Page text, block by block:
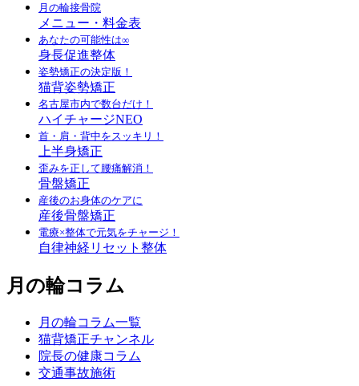
月の輪接骨院
メニュー・料金表
あなたの可能性は∞
身長促進整体
姿勢矯正の決定版！
猫背姿勢矯正
名古屋市内で数台だけ！
ハイチャージNEO
首・肩・背中をスッキリ！
上半身矯正
歪みを正して腰痛解消！
骨盤矯正
産後のお身体のケアに
産後骨盤矯正
電療×整体で元気をチャージ！
自律神経リセット整体
月の輪コラム
月の輪コラム一覧
猫背矯正チャンネル
院長の健康コラム
交通事故施術